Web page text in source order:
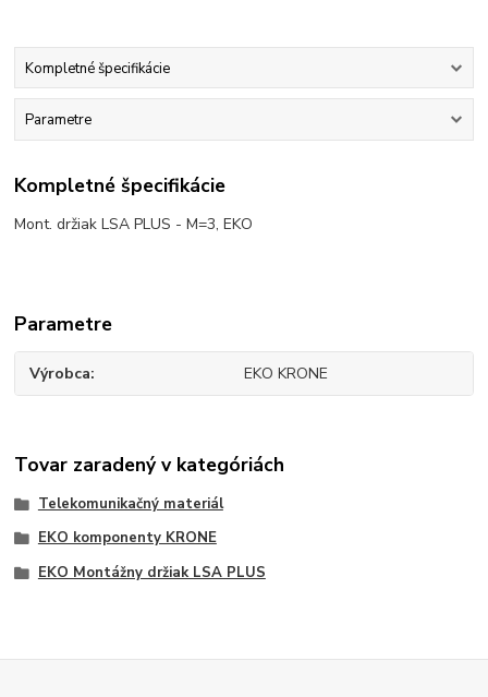
Kompletné špecifikácie
Parametre
Kompletné špecifikácie
Mont. držiak LSA PLUS - M=3, EKO
Parametre
Výrobca EKO KRONE
Tovar zaradený v kategóriách
Telekomunikačný materiál
EKO komponenty KRONE
EKO Montážny držiak LSA PLUS